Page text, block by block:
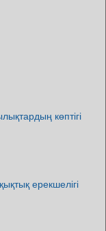
көптігі
ерекшелігі